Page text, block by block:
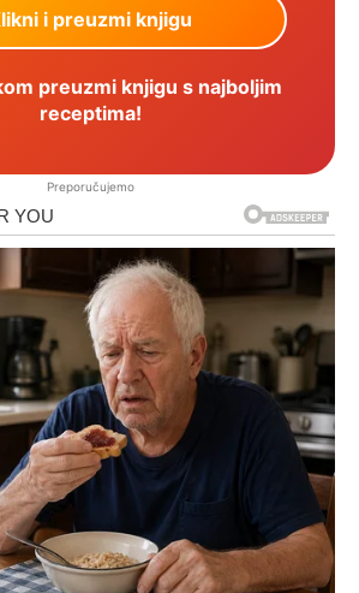
preuzmi knjigu s najboljim
receptima!
Preporučujemo